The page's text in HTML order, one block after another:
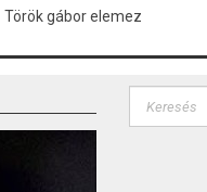
Török gábor elemez